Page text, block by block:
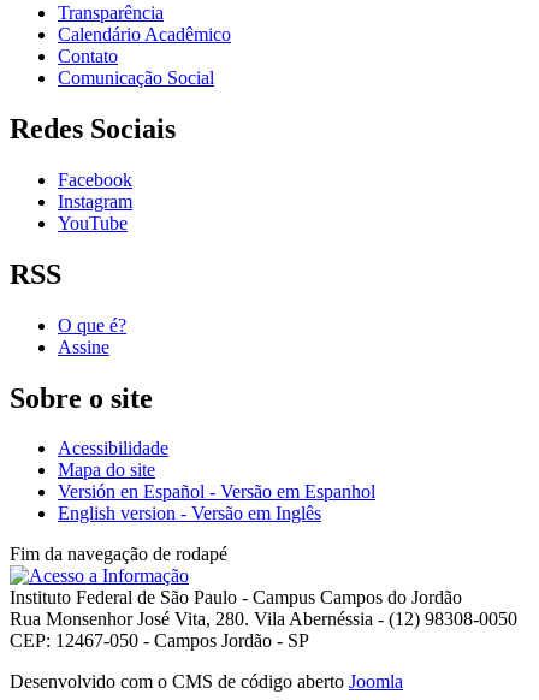
Transparência
Calendário Acadêmico
Contato
Comunicação Social
Redes Sociais
Facebook
Instagram
YouTube
RSS
O que é?
Assine
Sobre o site
Acessibilidade
Mapa do site
Versión en Español - Versão em Espanhol
English version - Versão em Inglês
Fim da navegação de rodapé
Instituto Federal de São Paulo - Campus Campos do Jordão
Rua Monsenhor José Vita, 280. Vila Abernéssia - (12) 98308-0050
CEP: 12467-050 - Campos Jordão - SP
Desenvolvido com o CMS de código aberto Joomla